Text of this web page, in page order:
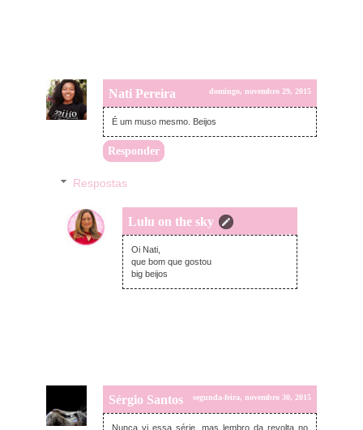
Nati Pereira domingo, novembro 29, 2015
É um muso mesmo. Beijos
Responder
Respostas
Lulu on the sky
segunda-feira, novembro 30, 2015
Oi Nati,
que bom que gostou
big beijos
Sérgio Santos segunda-feira, novembro 30, 2015
Nunca vi essa série, mas lembro da revolta no